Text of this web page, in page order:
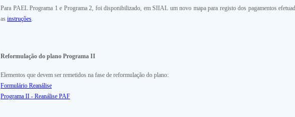
Para PAEL Programa 1 e Programa 2, foi disponibilizado, em SIIAL um novo mapa para registo dos pagamentos
as instruções.
Reformulação do plano Programa II
Elementos que devem ser remetidos na fase de reformulação do plano:
Formulário Reanálise
Programa II - Reanálise PAF